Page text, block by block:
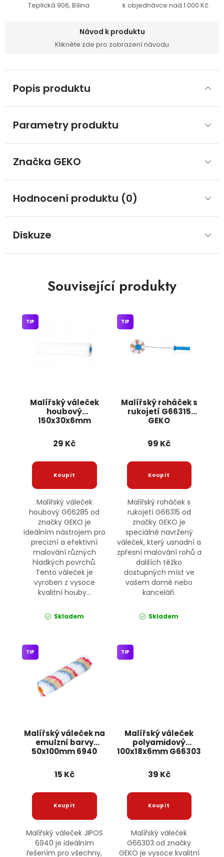
Teplická 906, Bílina k objednávce nad 1 000 Kč
Návod k produktu
Klikněte zde pro zobrazení návodu
Popis produktu
Parametry produktu
Značka GEKO
Hodnocení produktu (0)
Diskuze
Související produkty
Malířský váleček
houbový
150x30x6mm
TIP
29 Kč
Malířský váleček
houbový G66285 od
značky GEKO je
ideálním nástrojem pro
precizní a efektivní
malování různých
hladkých povrchů.
Tento váleček je
vyroben z vysoce
kvalitní houby...
Skladem
Malířský roháček s
rukojetí G66315
GEKO
TIP
99 Kč
Malířský roháček s
rukojetí G66315 od
značky GEKO je
speciálně navržený
váleček, který usnadní a
zpřesní malování rohů a
dalších těžko
dostupných míst ve
vašem domě nebo
kanceláři.
Skladem
Malířský váleček na
emulzní barvy
50x100mm 6940
TIP
15 Kč
Malířský váleček JIPOS
6940 je ideálním
řešením pro všechny,
Malířský váleček
polyamidový
100x18x6mm G66303
TIP
39 Kč
Malířský váleček
G66303 od značky
GEKO je vysoce kvalitní